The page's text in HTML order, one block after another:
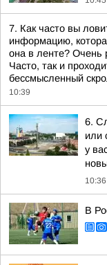
7. Как часто вы
информацию,
она в ленте? Очень
Часто, так и
бессмысленный
10:39
6.
или
у
10:36
В